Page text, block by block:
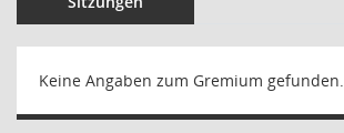
Keine Angaben zum Gremium gefunden.